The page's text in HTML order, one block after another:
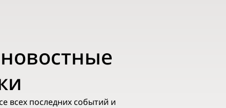
всех последних событий и